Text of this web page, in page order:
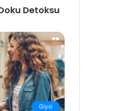
Detoksu
Giysi